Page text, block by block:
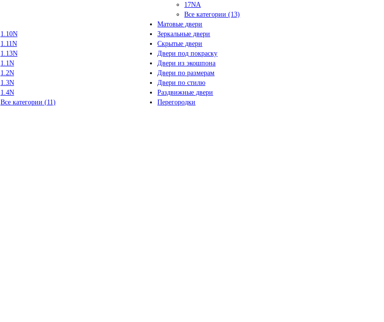
17NA
Все категории (13)
1.10N
1.11N
1.13N
1.1N
1.2N
1.3N
1.4N
Все категории (11)
Матовые двери
Зеркальные двери
Скрытые двери
Двери под покраску
Двери из экошпона
Двери по размерам
Двери по стилю
Раздвижные двери
Перегородки